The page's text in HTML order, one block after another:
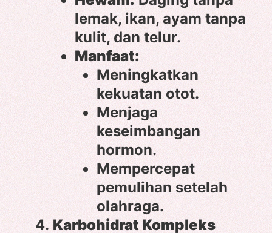
lemak, ikan, ayam tanpa
kulit, dan telur.
Manfaat:
Meningkatkan
kekuatan otot.
Menjaga
keseimbangan
hormon.
Mempercepat
pemulihan setelah
olahraga.
Karbohidrat Kompleks